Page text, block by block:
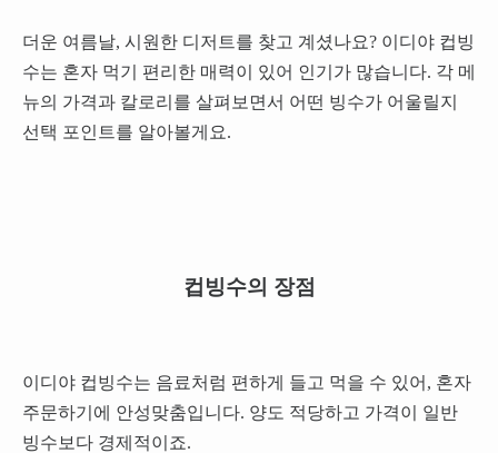
더운 여름날, 시원한 디저트를 찾고 계셨나요? 이디야 컵빙
수는 혼자 먹기 편리한 매력이 있어 인기가 많습니다. 각 메
뉴의 가격과 칼로리를 살펴보면서 어떤 빙수가 어울릴지
선택 포인트를 알아볼게요.
컵빙수의 장점
이디야 컵빙수는 음료처럼 편하게 들고 먹을 수 있어, 혼자
주문하기에 안성맞춤입니다. 양도 적당하고 가격이 일반
빙수보다 경제적이죠.